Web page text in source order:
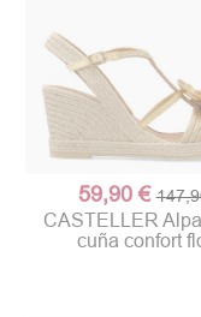
59,90 €
CASTELLER
cuña confort